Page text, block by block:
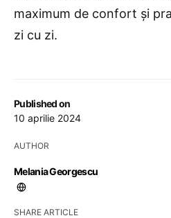
Published on
10 aprilie 2024
AUTHOR
Melania Georgescu
SHARE ARTICLE
maximum de confort și
zi cu zi.